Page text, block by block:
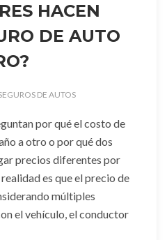
HACEN
DE AUTO
DE AUTOS
por qué el costo de
a otro o por qué dos
precios diferentes por
es que el precio de
múltiples
el vehículo, el conductor